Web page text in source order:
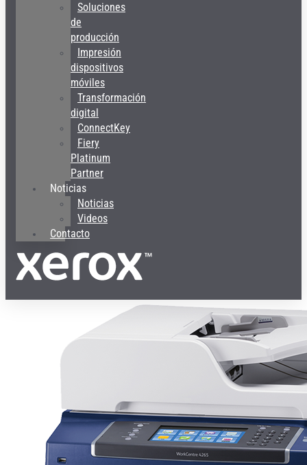
Soluciones
de
producción
Impresión
dispositivos
móviles
Transformación
digital
ConnectKey
Fiery
Platinum
Partner
Noticias
Noticias
Videos
Contacto